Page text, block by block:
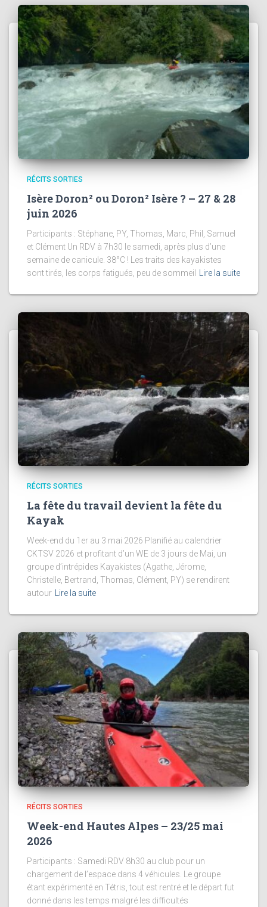
RÉCITS SORTIES
Isère Doron² ou Doron² Isère ? – 27 & 28
juin 2026
Participants : Stéphane, PY, Thomas, Marc, Phil, Samuel
et Clément Un RDV à 7h30 le samedi, après plus d’une
semaine de canicule. 38°C ! Les traits des kayakistes
sont tirés, les corps fatigués, peu de sommeil
Lire la suite
RÉCITS SORTIES
La fête du travail devient la fête du
Kayak
Week-end du 1er au 3 mai 2026 Planifié au calendrier
CKTSV 2026 et profitant d’un WE de 3 jours de Mai, un
groupe d’intrépides Kayakistes (Agathe, Jérome,
Christelle, Bertrand, Thomas, Clément, PY) se rendirent
autour Lire la suite
RÉCITS SORTIES
Week-end Hautes Alpes – 23/25 mai
2026
Participants : Samedi RDV 8h30 au club pour un
chargement de l’espace dans 4 véhicules. Le groupe
étant expérimenté en Tétris, tout est rentré et le départ fut
donné dans les temps malgré les difficultés